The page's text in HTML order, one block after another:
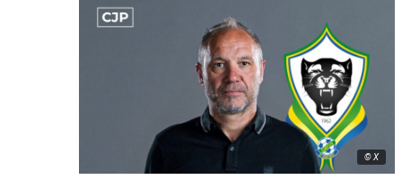
© X